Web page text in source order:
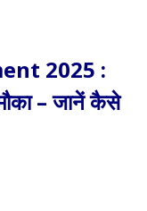
2025 :
– जानें कैसे